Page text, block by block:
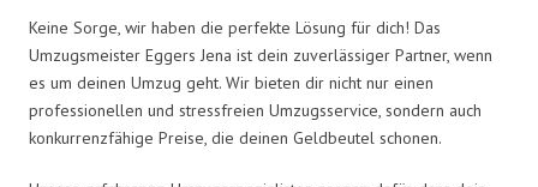
Keine Sorge, wir haben die perfekte Lösung für dich! Das
Umzugsmeister Eggers Jena ist dein zuverlässiger Partner, wenn
es um deinen Umzug geht. Wir bieten dir nicht nur einen
professionellen und stressfreien Umzugsservice, sondern auch
konkurrenzfähige Preise, die deinen Geldbeutel schonen.